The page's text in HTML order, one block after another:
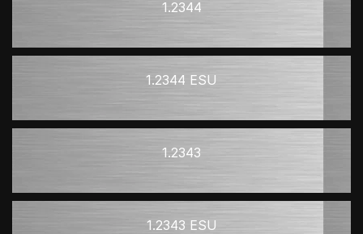
1.2344
1.2344 ESU
1.2343
1.2343 ESU